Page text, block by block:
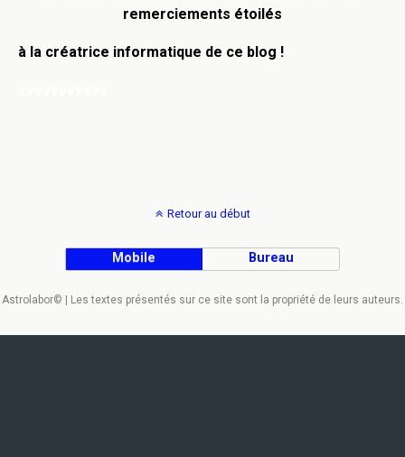
remerciements étoilés
à la créatrice informatique de ce blog !
Retour au début
Mobile Bureau
Astrolabor© | Les textes présentés sur ce site sont la propriété de leurs auteurs.